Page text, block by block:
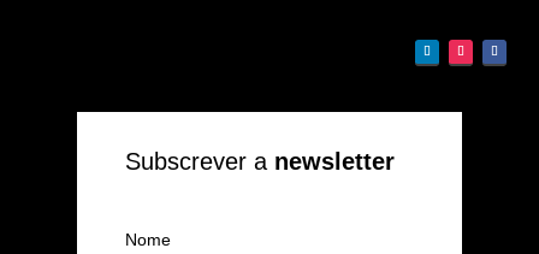
Subscrever a newsletter
Nome